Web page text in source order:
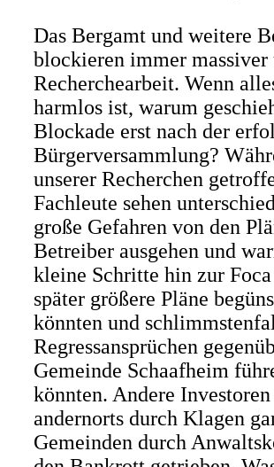
Das Bergamt und weitere
blockieren immer massiver
Recherchearbeit. Wenn
harmlos ist, warum
Blockade erst nach der
Bürgerversammlung?
unserer Recherchen
Fachleute sehen
große Gefahren von den
Betreiber ausgehen und
kleine Schritte hin zur
später größere Pläne
könnten und
Regressansprüchen
Gemeinde Schaafheim
könnten. Andere Investoren
andernorts durch Klagen
Gemeinden durch